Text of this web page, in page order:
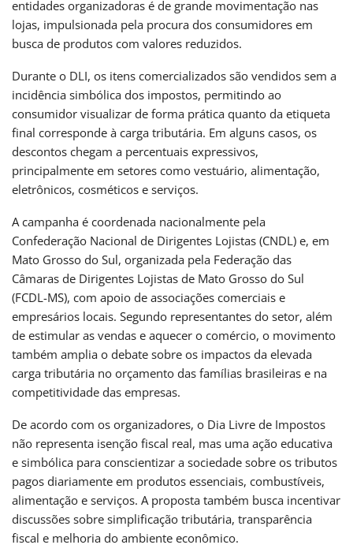
entidades organizadoras é de grande movimentação nas
lojas, impulsionada pela procura dos consumidores em
busca de produtos com valores reduzidos.
Durante o DLI, os itens comercializados são vendidos sem a
incidência simbólica dos impostos, permitindo ao
consumidor visualizar de forma prática quanto da etiqueta
final corresponde à carga tributária. Em alguns casos, os
descontos chegam a percentuais expressivos,
principalmente em setores como vestuário, alimentação,
eletrônicos, cosméticos e serviços.
A campanha é coordenada nacionalmente pela
Confederação Nacional de Dirigentes Lojistas (CNDL) e, em
Mato Grosso do Sul, organizada pela Federação das
Câmaras de Dirigentes Lojistas de Mato Grosso do Sul
(FCDL-MS), com apoio de associações comerciais e
empresários locais. Segundo representantes do setor, além
de estimular as vendas e aquecer o comércio, o movimento
também amplia o debate sobre os impactos da elevada
carga tributária no orçamento das famílias brasileiras e na
competitividade das empresas.
De acordo com os organizadores, o Dia Livre de Impostos
não representa isenção fiscal real, mas uma ação educativa
e simbólica para conscientizar a sociedade sobre os tributos
pagos diariamente em produtos essenciais, combustíveis,
alimentação e serviços. A proposta também busca incentivar
discussões sobre simplificação tributária, transparência
fiscal e melhoria do ambiente econômico.